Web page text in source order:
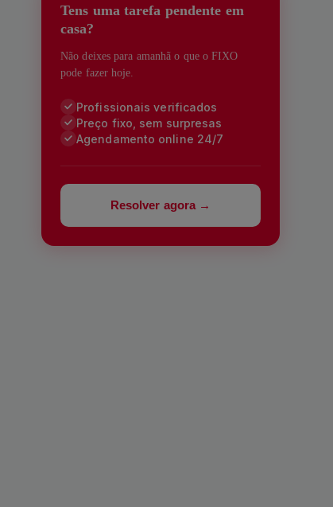
Tens uma tarefa pendente em
casa?
Não deixes para amanhã o que o FIXO
pode fazer hoje.
Profissionais verificados
Preço fixo, sem surpresas
Agendamento online 24/7
Resolver agora →